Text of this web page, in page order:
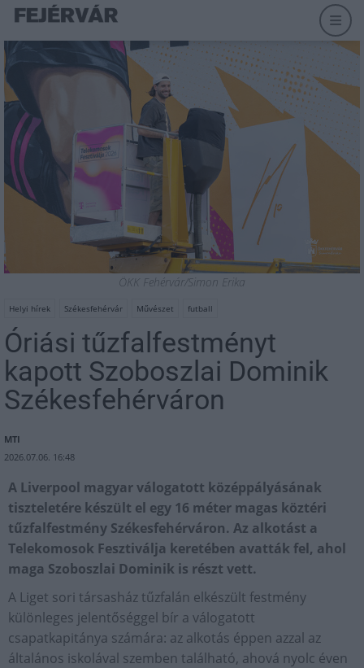
ÖKK Fehérvár/Simon Erika
Helyi hírek Székesfehérvár Művészet futball
Óriási tűzfalfestményt
kapott Szoboszlai Dominik
Székesfehérváron
MTI
2026.07.06. 16:48
A Liverpool magyar válogatott középpályásának
tiszteletére készült el egy 16 méter magas köztéri
tűzfalfestmény Székesfehérváron. Az alkotást a
Telekomosok Fesztiválja keretében avatták fel, ahol
maga Szoboszlai Dominik is részt vett.
A Liget sori társasház tűzfalán elkészült festmény
különleges jelentőséggel bír a válogatott
csapatkapitánya számára: az alkotás éppen azzal az
általános iskolával szemben található, ahová nyolc éven